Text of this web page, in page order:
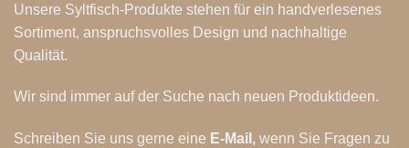
Unsere Syltfisch-Produkte stehen für ein handverlesenes
Sortiment, anspruchsvolles Design und nachhaltige
Qualität.
Wir sind immer auf der Suche nach neuen Produktideen.
Schreiben Sie uns gerne eine E-Mail , wenn Sie Fragen zu